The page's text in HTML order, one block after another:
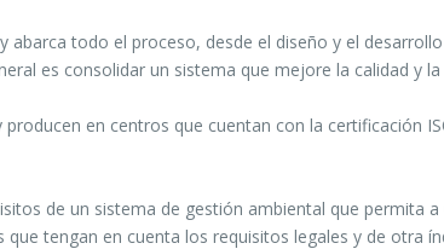
abarca todo el proceso, desde el diseño y el
es consolidar un sistema que mejore la calidad y la
en centros que cuentan con la certificación
de un sistema de gestión ambiental que permita a
tengan en cuenta los requisitos legales y de otra